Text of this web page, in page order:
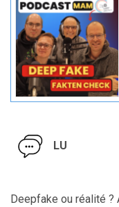
LU
Deepfake ou réalité ?